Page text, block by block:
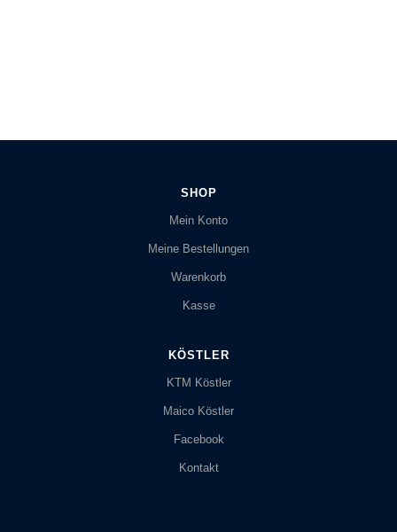
SHOP
Mein Konto
Meine Bestellungen
Warenkorb
Kasse
KÖSTLER
KTM Köstler
Maico Köstler
Facebook
Kontakt